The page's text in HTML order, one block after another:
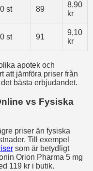
st 89
8,90
kr
st 91
9,10
kr
apotek och
att jämföra priser från
bästa erbjudandet.
vs Fysiska
priser än fysiska
Till exempel
som är betydligt
Orion Pharma 5 mg
119 kr i butik.